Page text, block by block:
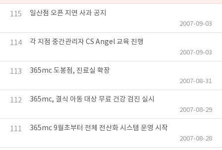
115 일산점 오픈 지연 사과 공지
2007-09-03
114 각 지점 중간관리자 CS Angel 교육 진행
2007-09-03
113 365mc 도봉점, 진료실 확장
2007-08-31
112 365mc, 결식 아동 대상 무료 건강 검진 실시
2007-08-29
111 365mc 9월초부터 전체 전산화 시스템 운영 시작
2007-08-28